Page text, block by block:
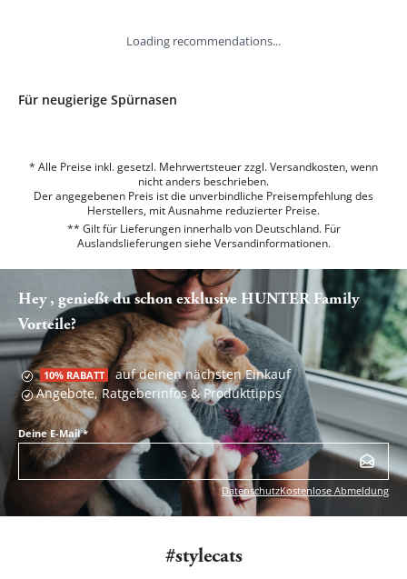
Loading recommendations...
Für neugierige Spürnasen
* Alle Preise inkl. gesetzl. Mehrwertsteuer zzgl. Versandkosten, wenn
nicht anders beschrieben.
Der angegebenen Preis ist die unverbindliche Preisempfehlung des
Herstellers, mit Ausnahme reduzierter Preise.
** Gilt für Lieferungen innerhalb von Deutschland. Für
Auslandslieferungen siehe Versandinformationen.
Hey , genießt du schon exklusive HUNTER Family
Vorteile?
10% RABATT auf deinen nächsten Einkauf
Angebote, Ratgeberinfos & Produkttipps
Deine E-Mail*
DatenschutzKostenlose Abmeldung
#stylecats